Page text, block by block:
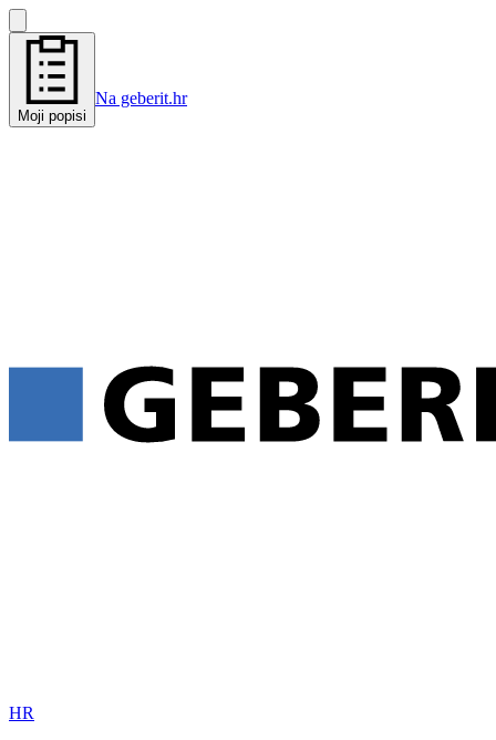
Moji popisi
Na geberit.hr
HR